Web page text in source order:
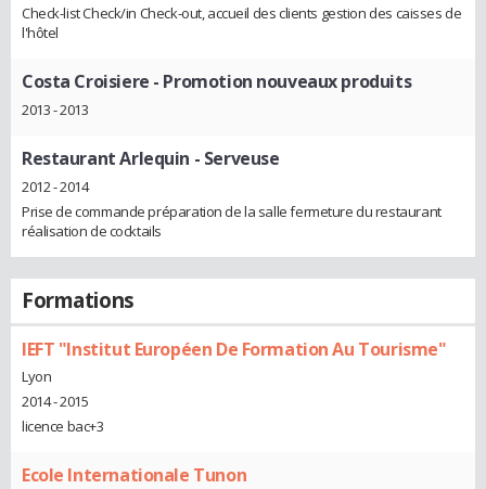
Check-list Check/in Check-out, accueil des clients gestion des caisses de
l'hôtel
Costa Croisiere - Promotion nouveaux produits
2013 - 2013
Restaurant Arlequin - Serveuse
2012 - 2014
Prise de commande préparation de la salle fermeture du restaurant
réalisation de cocktails
Formations
IEFT "Institut Européen De Formation Au Tourisme"
Lyon
2014 - 2015
licence bac+3
Ecole Internationale Tunon